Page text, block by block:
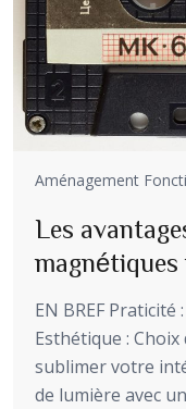
Aménagement
Les
EN BREF
Esthétique :
sublimer votre
de lumière avec